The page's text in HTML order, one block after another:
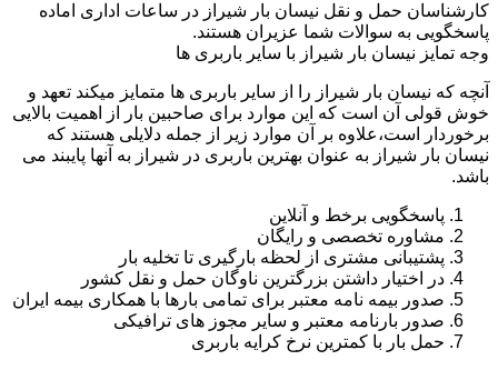
کارشناسان حمل و نقل نیسان بار شیراز در ساعات اداری اماده
پاسخگویی به سوالات شما عزیران هستند.
وجه تمایز نیسان بار شیراز با سایر باربری ها
آنچه که نیسان بار شیراز را از سایر باربری ها متمایز میکند تعهد و
خوش قولی آن است که این موارد برای صاحبین بار از اهمیت بالایی
برخوردار است،علاوه بر آن موارد زیر از جمله دلایلی هستند که
نیسان بار شیراز به عنوان بهترین باربری در شیراز به آنها پایبند می
باشد.
پاسخگویی برخط و آنلاین
مشاوره تخصصی و رایگان
پشتیبانی مشتری از لحظه بارگیری تا تخلیه بار
در اختیار داشتن بزرگترین ناوگان حمل و نقل کشور
صدور بیمه نامه معتبر برای تمامی بارها با همکاری بیمه ایران
صدور بارنامه معتبر و سایر مجوز های ترافیکی
حمل بار با کمترین نرخ کرایه باربری